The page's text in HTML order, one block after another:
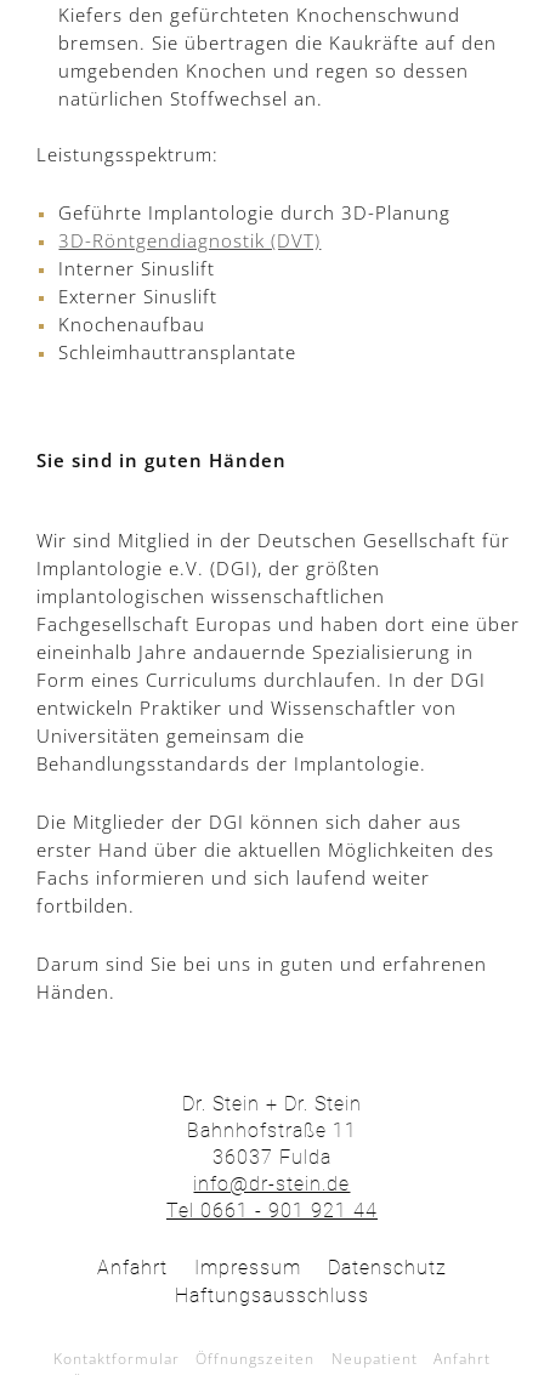
Kiefers den gefürchteten Knochenschwund
bremsen. Sie übertragen die Kaukräfte auf den
umgebenden Knochen und regen so dessen
natürlichen Stoffwechsel an.
Leistungsspektrum:
Geführte Implantologie durch 3D-Planung
3D-Röntgendiagnostik (DVT)
Interner Sinuslift
Externer Sinuslift
Knochenaufbau
Schleimhauttransplantate
Sie sind in guten Händen
Wir sind Mitglied in der Deutschen Gesellschaft für
Implantologie e.V. (DGI), der größten
implantologischen wissenschaftlichen
Fachgesellschaft Europas und haben dort eine über
eineinhalb Jahre andauernde Spezialisierung in
Form eines Curriculums durchlaufen. In der DGI
entwickeln Praktiker und Wissenschaftler von
Universitäten gemeinsam die
Behandlungsstandards der Implantologie.
Die Mitglieder der DGI können sich daher aus
erster Hand über die aktuellen Möglichkeiten des
Fachs informieren und sich laufend weiter
fortbilden.
Darum sind Sie bei uns in guten und erfahrenen
Händen.
Dr. Stein + Dr. Stein
Bahnhofstraße 11
36037 Fulda
info@dr-stein.de
Tel 0661 - 901 921 44
Anfahrt Impressum
Datenschutz
Haftungsausschluss
Kontaktformular Öffnungszeiten Neupatient
Anfahrt